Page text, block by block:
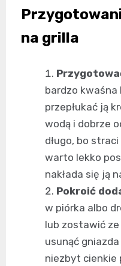
na grilla
bardzo kwaśna
przepłukać ją
wodą i dobrze
długo, bo
warto lekko
nakłada się ją
Pokroić
w piórka albo
lub zostawić
usunąć
niezbyt cienkie